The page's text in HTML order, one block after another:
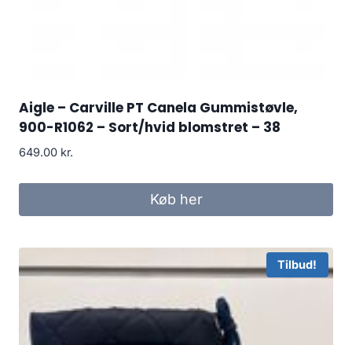
Aigle – Carville PT Canela Gummistøvle,
900-R1062 – Sort/hvid blomstret – 38
649.00 kr.
Køb her
Tilbud!